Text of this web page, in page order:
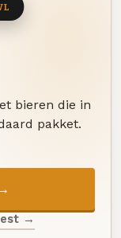
bieren die in
pakket.
→